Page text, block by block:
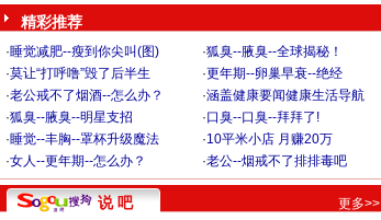
精彩推荐
·睡觉减肥--瘦到你尖叫(图) ·狐臭--腋臭--全球揭秘！
·莫让“打呼噜”毁了后半生 ·更年期--卵巢早衰--绝经
·老公戒不了烟酒--怎么办？ ·涵盖健康要闻健康生活导航
·狐臭--腋臭--明星支招 ·口臭--口臭--拜拜了!
·睡觉--丰胸--罩杯升级魔法 ·10平米小店 月赚20万
·女人--更年期--怎么办？ ·老公--烟戒不了排排毒吧
说 吧 更多>>